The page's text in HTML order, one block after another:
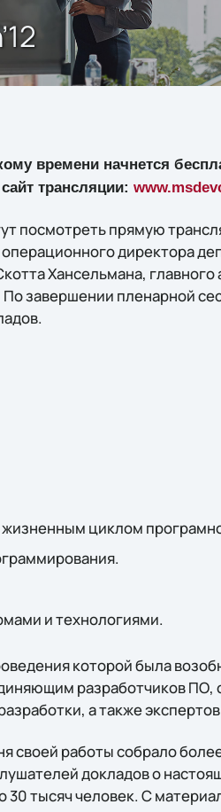
времени начнется
трансляции:
посмотреть прямую
директора
Хансельмана, главного
завершении пленарной
циклом
и технологиями.
которой была
разработчиков ПО,
а также
своей работы собрало
докладов о
тысяч человек. С